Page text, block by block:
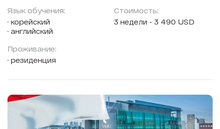
Язык обучения:
корейский
английский
Проживание:
резиденция
Стоимость:
3 недели - 3 490 USD